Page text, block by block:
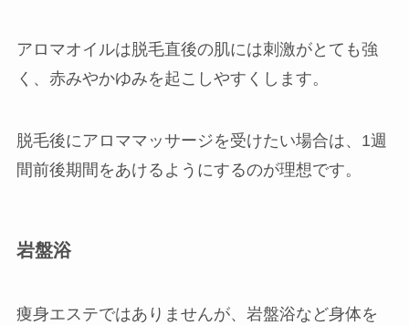
アロマオイルは脱毛直後の肌には刺激がとても強
く、赤みやかゆみを起こしやすくします。
脱毛後にアロママッサージを受けたい場合は、1週
間前後期間をあけるようにするのが理想です。
岩盤浴
痩身エステではありませんが、岩盤浴など身体を